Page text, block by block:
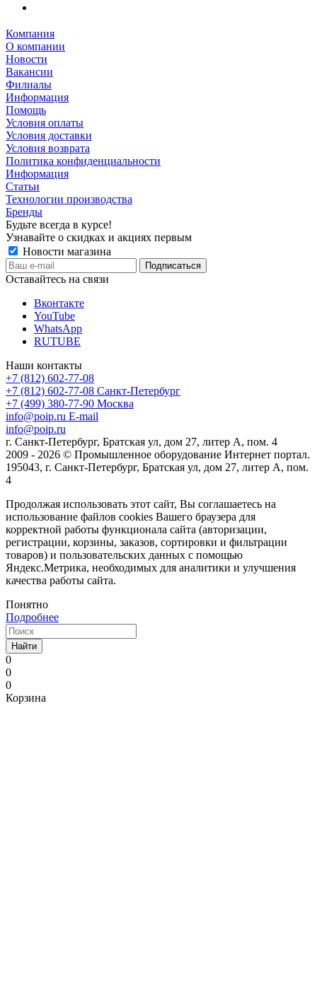
Компания
О компании
Новости
Вакансии
Филиалы
Информация
Помощь
Условия оплаты
Условия доставки
Условия возврата
Политика конфиденциальности
Информация
Статьи
Технологии производства
Бренды
Будьте всегда в курсе!
Узнавайте о скидках и акциях первым
Новости магазина
Оставайтесь на связи
Вконтакте
YouTube
WhatsApp
RUTUBE
Наши контакты
+7 (812) 602-77-08
+7 (812) 602-77-08 Санкт-Петербург
+7 (499) 380-77-90 Москва
info@poip.ru E-mail
info@poip.ru
г. Санкт-Петербург, Братская ул, дом 27, литер А, пом. 4
2009 - 2026 © Промышленное оборудование Интернет портал.
195043, г. Санкт-Петербург, Братская ул, дом 27, литер А, пом.
4
Продолжая использовать этот сайт, Вы соглашаетесь на
использование файлов cookies Вашего браузера для
корректной работы функционала сайта (авторизации,
регистрации, корзины, заказов, сортировки и фильтрации
товаров) и пользовательских данных с помощью
Яндекс.Метрика, необходимых для аналитики и улучшения
качества работы сайта.
Понятно
Подробнее
Найти
0
0
0
Корзина